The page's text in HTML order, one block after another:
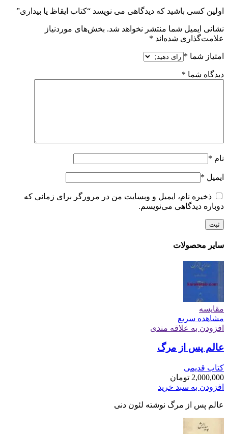
اولین کسی باشید که دیدگاهی می نویسد “کتاب ایقاظ یا بیداری”
نشانی ایمیل شما منتشر نخواهد شد. بخش‌های موردنیاز
علامت‌گذاری شده‌اند *
امتیاز شما *
دیدگاه شما *
نام *
ایمیل *
ذخیره نام، ایمیل و وبسایت من در مرورگر برای زمانی که
دوباره دیدگاهی می‌نویسم.
سایر محصولات
مقایسه
مشاهده سریع
افزودن به علاقه مندی
عالم پس از مرگ
کتاب قدیمی
2,000,000 تومان
افزودن به سبد خرید
عالم پس از مرگ نوشته لئون دنی